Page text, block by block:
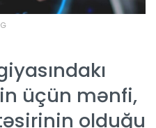
üçün mənfi,
olduğu